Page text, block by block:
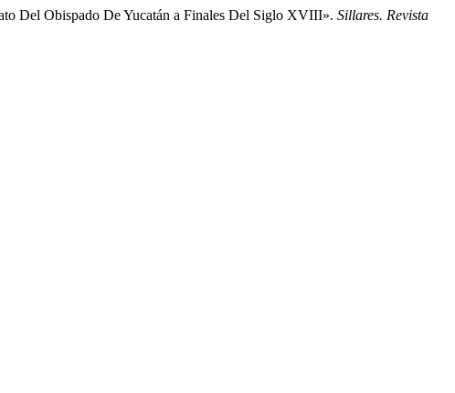
Del Obispado De Yucatán a Finales Del Siglo XVIII». Sillares. Revista